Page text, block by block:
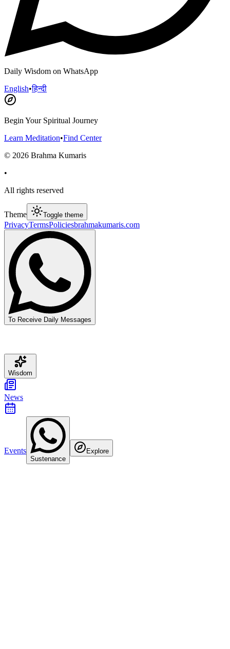
Daily Wisdom on WhatsApp
English•हिन्दी
Begin Your Spiritual Journey
Learn Meditation•Find Center
© 2026 Brahma Kumaris
•
All rights reserved
Theme Toggle theme
PrivacyTermsPoliciesbrahmakumaris.com
To Receive Daily Messages
Wisdom
News
Events
Sustenance
Explore